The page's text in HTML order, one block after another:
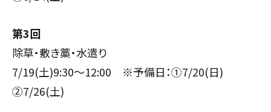
第3回
除草・敷き藁・水遣り
7/19(土)9:30～12:00 ※予備日：①7/20(日)
②7/26(土)